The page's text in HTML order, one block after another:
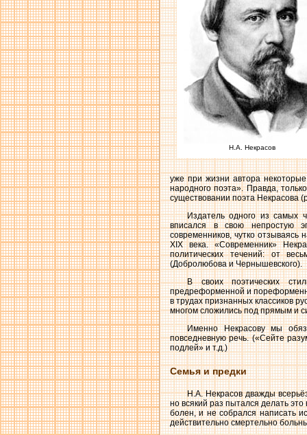
Н.А. Некрасов
уже при жизни автора
народного поэта». Правда,
существовании поэта Некрасова
Издатель одного из самых
вписался в свою непростую
современников, чутко отзываясь
XIX века. «Современник»
политических течений: от
(Добролюбова и Чернышевского).
В своих поэтических
предреформенной и
в трудах признанных классиков
многом сложились под прямым и
Именно Некрасову мы
повседневную речь. («Сейте
подлей» и т.д.)
Семья и предки
Н.А. Некрасов дважды
но всякий раз пытался делать
болен, и не собрался написать
действительно смертельно